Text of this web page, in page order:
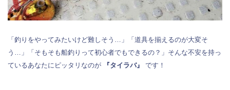
「釣りをやってみたいけど難しそう…」「道具を揃えるのが大変そ
う…」「そもそも船釣りって初心者でもできるの？」そんな不安を持っ
ているあなたにピッタリなのが
『タイラバ』 です！